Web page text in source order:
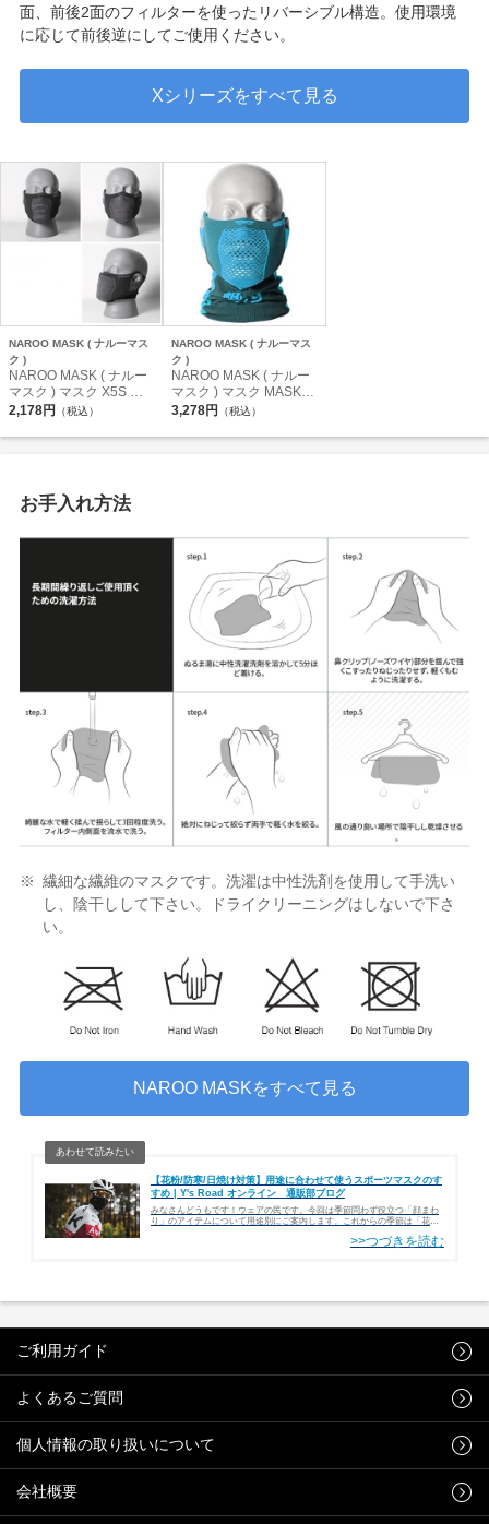
面、前後2面のフィルターを使ったリバーシブル構造。使用環境
に応じて前後逆にしてご使用ください。
Xシリーズをすべて見る
NAROO MASK ( ナルーマス
ク )
NAROO MASK ( ナルー
マスク ) マスク X5S ブ
ラック
2,178円 （税込）
NAROO MASK ( ナルーマス
ク )
NAROO MASK ( ナルー
マスク ) マスク MASK X
5 ブラック/ブルー フリ
3,278円 （税込）
お手入れ方法
繊細な繊維のマスクです。洗濯は中性洗剤を使用して手洗い
し、陰干しして下さい。ドライクリーニングはしないで下さ
い。
NAROO MASKをすべて見る
【花粉/防寒/日焼け対策】用途に合わせて使うスポーツマスクのす
すめ | Y's Road オンライン 通販部ブログ
みなさんどうもです！ウェアの民です。今回は季節問わず役立つ「顔まわ
り」のアイテムについて用途別にご案内します。これからの季節は「花
ご利用ガイド
よくあるご質問
個人情報の取り扱いについて
会社概要